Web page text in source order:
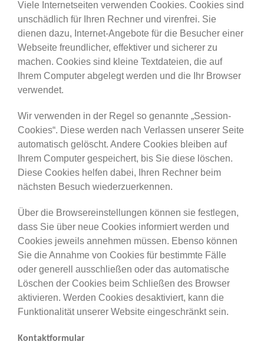
Viele Internetseiten verwenden Cookies. Cookies sind
unschädlich für Ihren Rechner und virenfrei. Sie
dienen dazu, Internet-Angebote für die Besucher einer
Webseite freundlicher, effektiver und sicherer zu
machen. Cookies sind kleine Textdateien, die auf
Ihrem Computer abgelegt werden und die Ihr Browser
verwendet.
Wir verwenden in der Regel so genannte „Session-
Cookies“. Diese werden nach Verlassen unserer Seite
automatisch gelöscht. Andere Cookies bleiben auf
Ihrem Computer gespeichert, bis Sie diese löschen.
Diese Cookies helfen dabei, Ihren Rechner beim
nächsten Besuch wiederzuerkennen.
Über die Browsereinstellungen können sie festlegen,
dass Sie über neue Cookies informiert werden und
Cookies jeweils annehmen müssen. Ebenso können
Sie die Annahme von Cookies für bestimmte Fälle
oder generell ausschließen oder das automatische
Löschen der Cookies beim Schließen des Browser
aktivieren. Werden Cookies desaktiviert, kann die
Funktionalität unserer Website eingeschränkt sein.
Kontaktformular